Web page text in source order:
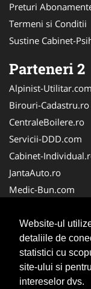
Website-ul
detaliile de
statistici cu
site-ului si
intereselor dvs.
Preturi
Termeni si Conditii
Sustine Cabinet-
Parteneri 2
Alpinist-Utilitar.com
Birouri-Cadastru.ro
CentraleBoilere.ro
Servicii-DDD.com
Cabinet-
JantaAuto.ro
Medic-Bun.com
Apicultorul.com
CentruInchirieri.ro
Oftalmologul.ro
Stomatologul.com